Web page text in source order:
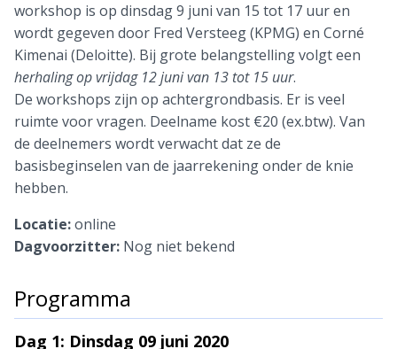
workshop is op dinsdag 9 juni van 15 tot 17 uur en
wordt gegeven door Fred Versteeg (KPMG) en Corné
Kimenai (Deloitte). Bij grote belangstelling volgt een
herhaling op vrijdag 12 juni van 13 tot 15 uur.
De workshops zijn op achtergrondbasis. Er is veel
ruimte voor vragen. Deelname kost €20 (ex.btw). Van
de deelnemers wordt verwacht dat ze de
basisbeginselen van de jaarrekening onder de knie
hebben.
Locatie:online
Dagvoorzitter: Nog niet bekend
Programma
Dag 1: Dinsdag 09 juni 2020